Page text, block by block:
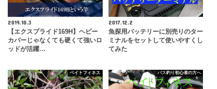
2019.10.3
【エクスプライド169H】ヘビー
カバーじゃなくても硬くて強いロ
ッドが活躍…
2017.12.2
魚探用バッテリーに別売りのター
ミナルをセットして使いやすくし
てみた
ベイトフィネス バス釣り初心者の方へ